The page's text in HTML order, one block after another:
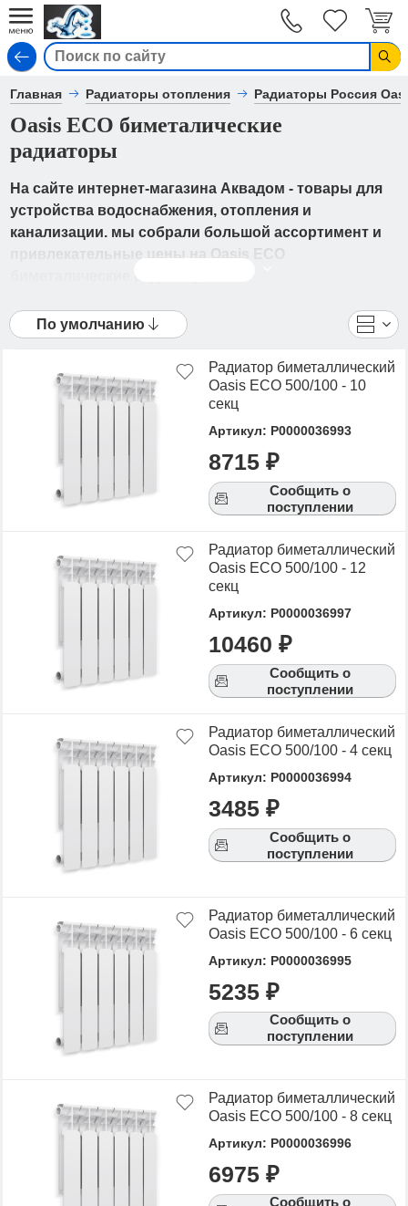
Главная Радиаторы отопления Радиаторы Россия
Oasis ECO биметалические
радиаторы
На сайте интернет-магазина Аквадом - товары для
устройства водоснабжения, отопления и
канализации. мы собрали большой ассортимент и
В каталоге представлены Радиаторы Россия Oasis
ECO - Oasis ECO биметалические радиаторы от
ознакомиться с фотографиями, описанием товаров,
отзывами покупателей, техническими
характеристиками, а также сравнить
понравившиеся модели и выбрать лучшую
стоимость.
Для того чтобы купить Oasis ECO биметалические
радиаторы, достаточно оформить заявку на сайте
По умолчанию
Радиатор биметаллический
Oasis ECO 500/100 - 10
секц
Артикул: Р0000036993
8715 ₽
Сообщить о
поступлении
Радиатор биметаллический
Oasis ECO 500/100 - 12
секц
Артикул: Р0000036997
10460 ₽
Сообщить о
поступлении
Радиатор биметаллический
Oasis ECO 500/100 - 4 секц
Артикул: Р0000036994
3485 ₽
Сообщить о
поступлении
Радиатор биметаллический
Oasis ECO 500/100 - 6 секц
Артикул: Р0000036995
5235 ₽
Сообщить о
поступлении
Радиатор биметаллический
Oasis ECO 500/100 - 8 секц
Артикул: Р0000036996
6975 ₽
Сообщить о